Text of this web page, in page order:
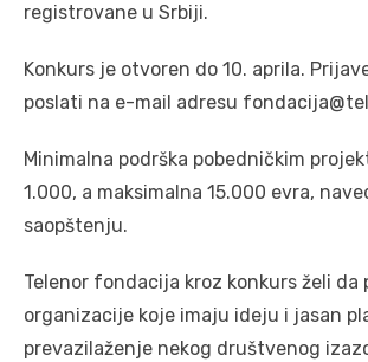
registrovane u Srbiji.
Konkurs je otvoren do 10. aprila.
poslati na e-mail adresu
Minimalna podrška pobedničkim
1.000, a maksimalna 15.000 evra,
saopštenju.
Telenor fondacija kroz konkurs želi da
organizacije koje imaju ideju i jasan
prevazilaženje nekog društvenog